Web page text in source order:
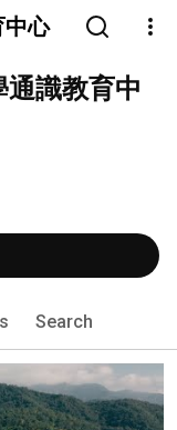
中心
通識教育中
Search